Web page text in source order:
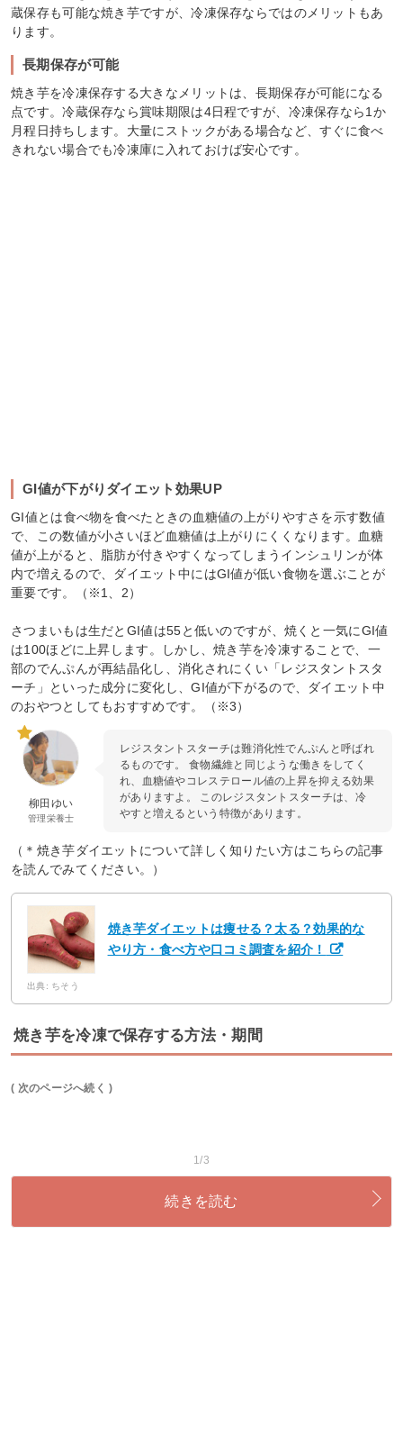
蔵保存も可能な焼き芋ですが、冷凍保存ならではのメリットもあ
ります。
長期保存が可能
焼き芋を冷凍保存する大きなメリットは、長期保存が可能になる
点です。冷蔵保存なら賞味期限は4日程ですが、冷凍保存なら1か
月程日持ちします。大量にストックがある場合など、すぐに食べ
きれない場合でも冷凍庫に入れておけば安心です。
GI値が下がりダイエット効果UP
GI値とは食べ物を食べたときの血糖値の上がりやすさを示す数値
で、この数値が小さいほど血糖値は上がりにくくなります。血糖
値が上がると、脂肪が付きやすくなってしまうインシュリンが体
内で増えるので、ダイエット中にはGI値が低い食物を選ぶことが
重要です。（※1、2）
さつまいもは生だとGI値は55と低いのですが、焼くと一気にGI値
は100ほどに上昇します。しかし、焼き芋を冷凍することで、一
部のでんぷんが再結晶化し、消化されにくい「レジスタントスタ
ーチ」といった成分に変化し、GI値が下がるので、ダイエット中
のおやつとしてもおすすめです。（※3）
柳田ゆい
管理栄養士
レジスタントスターチは難消化性でんぷんと呼ばれ
るものです。 食物繊維と同じような働きをしてく
れ、血糖値やコレステロール値の上昇を抑える効果
がありますよ。 このレジスタントスターチは、冷
やすと増えるという特徴があります。
（＊焼き芋ダイエットについて詳しく知りたい方はこちらの記事
を読んでみてください。）
焼き芋ダイエットは痩せる？太る？効果的な
やり方・食べ方や口コミ調査を紹介！
出典: ちそう
焼き芋を冷凍で保存する方法・期間
( 次のページへ続く )
1/3
続きを読む